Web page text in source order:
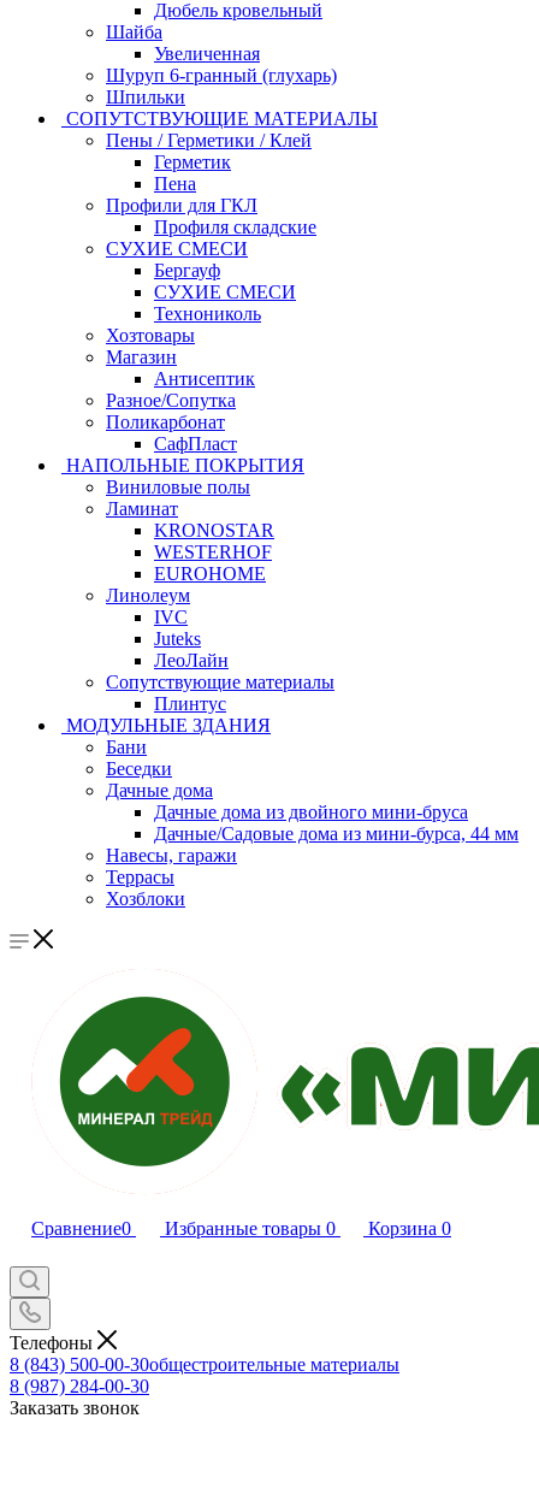
Дюбель кровельный
Шайба
Увеличенная
Шуруп 6-гранный (глухарь)
Шпильки
СОПУТСТВУЮЩИЕ МАТЕРИАЛЫ
Пены / Герметики / Клей
Герметик
Пена
Профили для ГКЛ
Профиля складские
СУХИЕ СМЕСИ
Бергауф
СУХИЕ СМЕСИ
Технониколь
Хозтовары
Магазин
Антисептик
Разное/Сопутка
Поликарбонат
СафПласт
НАПОЛЬНЫЕ ПОКРЫТИЯ
Виниловые полы
Ламинат
KRONOSTAR
WESTERHOF
EUROHOME
Линолеум
IVC
Juteks
ЛеоЛайн
Сопутствующие материалы
Плинтус
МОДУЛЬНЫЕ ЗДАНИЯ
Бани
Беседки
Дачные дома
Дачные дома из двойного мини-бруса
Дачные/Садовые дома из мини-бурса, 44 мм
Навесы, гаражи
Террасы
Хозблоки
Сравнение0 Избранные товары 0 Корзина 0
Телефоны
8 (843) 500-00-30общестроительные материалы
8 (987) 284-00-30
Заказать звонок